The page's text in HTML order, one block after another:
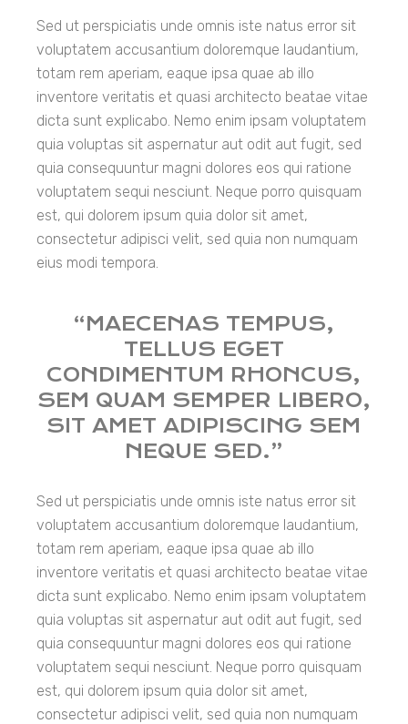
Sed ut perspiciatis unde omnis iste natus error sit
voluptatem accusantium doloremque laudantium,
totam rem aperiam, eaque ipsa quae ab illo
inventore veritatis et quasi architecto beatae vitae
dicta sunt explicabo. Nemo enim ipsam voluptatem
quia voluptas sit aspernatur aut odit aut fugit, sed
quia consequuntur magni dolores eos qui ratione
voluptatem sequi nesciunt. Neque porro quisquam
est, qui dolorem ipsum quia dolor sit amet,
consectetur adipisci velit, sed quia non numquam
eius modi tempora.
“MAECENAS TEMPUS,
TELLUS EGET
CONDIMENTUM RHONCUS,
SEM QUAM SEMPER LIBERO,
SIT AMET ADIPISCING SEM
NEQUE SED.”
Sed ut perspiciatis unde omnis iste natus error sit
voluptatem accusantium doloremque laudantium,
totam rem aperiam, eaque ipsa quae ab illo
inventore veritatis et quasi architecto beatae vitae
dicta sunt explicabo. Nemo enim ipsam voluptatem
quia voluptas sit aspernatur aut odit aut fugit, sed
quia consequuntur magni dolores eos qui ratione
voluptatem sequi nesciunt. Neque porro quisquam
est, qui dolorem ipsum quia dolor sit amet,
consectetur adipisci velit, sed quia non numquam